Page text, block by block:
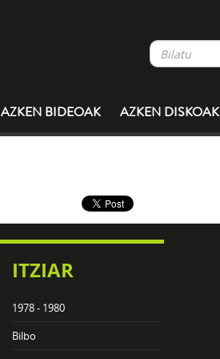
AZKEN BIDEOAK AZKEN DISKOAK
ITZIAR
1978 - 1980
Bilbo